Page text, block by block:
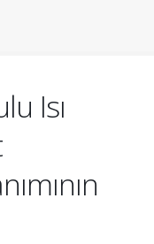
Isı